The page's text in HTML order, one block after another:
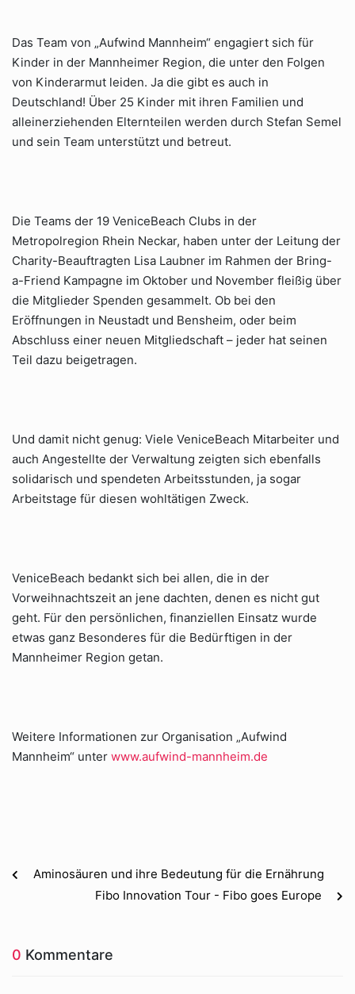
Das Team von „Aufwind Mannheim“ engagiert sich für
Kinder in der Mannheimer Region, die unter den Folgen
von Kinderarmut leiden. Ja die gibt es auch in
Deutschland! Über 25 Kinder mit ihren Familien und
alleinerziehenden Elternteilen werden durch Stefan Semel
und sein Team unterstützt und betreut.
Die Teams der 19 VeniceBeach Clubs in der
Metropolregion Rhein Neckar, haben unter der Leitung der
Charity-Beauftragten Lisa Laubner im Rahmen der Bring-
a-Friend Kampagne im Oktober und November fleißig über
die Mitglieder Spenden gesammelt. Ob bei den
Eröffnungen in Neustadt und Bensheim, oder beim
Abschluss einer neuen Mitgliedschaft – jeder hat seinen
Teil dazu beigetragen.
Und damit nicht genug: Viele VeniceBeach Mitarbeiter und
auch Angestellte der Verwaltung zeigten sich ebenfalls
solidarisch und spendeten Arbeitsstunden, ja sogar
Arbeitstage für diesen wohltätigen Zweck.
VeniceBeach bedankt sich bei allen, die in der
Vorweihnachtszeit an jene dachten, denen es nicht gut
geht. Für den persönlichen, finanziellen Einsatz wurde
etwas ganz Besonderes für die Bedürftigen in der
Mannheimer Region getan.
Weitere Informationen zur Organisation „Aufwind
Mannheim“ unter www.aufwind-mannheim.de
Aminosäuren und ihre Bedeutung für die Ernährung
Fibo Innovation Tour - Fibo goes Europe
0 Kommentare